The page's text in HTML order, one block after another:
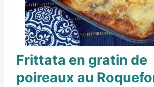
Frittata en gratin de
poireaux au